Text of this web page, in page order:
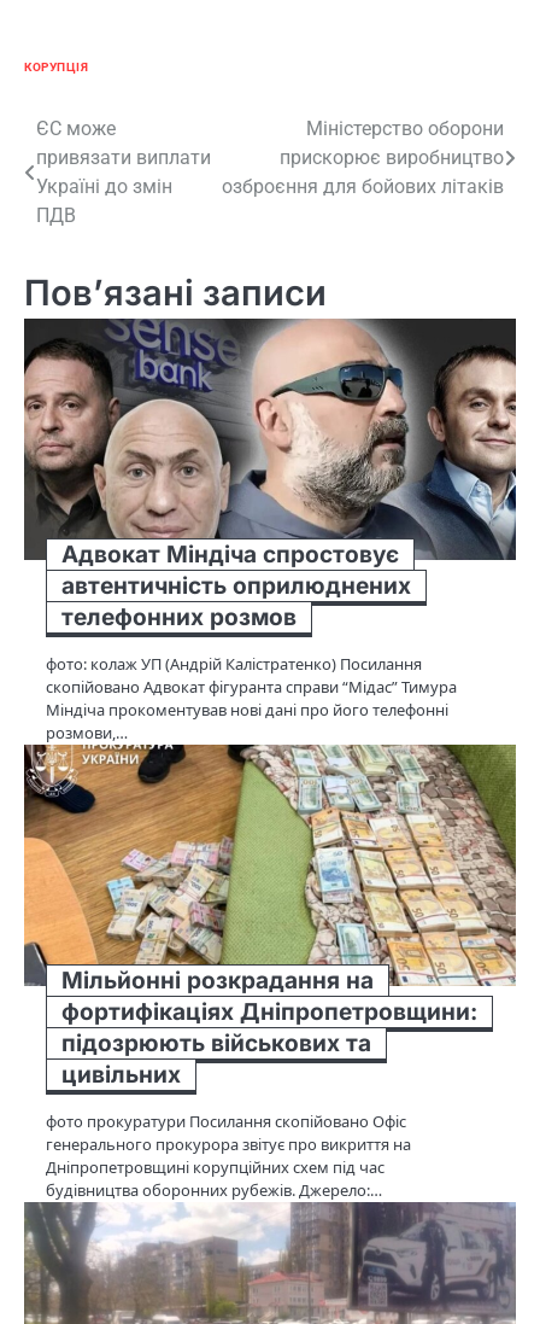
КОРУПЦІЯ
Навігація
записів
ЄС може
привязати виплати
Україні до змін
ПДВ
Міністерство оборони
прискорює виробництво
озброєння для бойових літаків
Пов’язані записи
Адвокат Міндіча спростовує
автентичність оприлюднених
телефонних розмов
фото: колаж УП (Андрій Калістратенко) Посилання
скопійовано Адвокат фігуранта справи “Мідас” Тимура
Міндіча прокоментував нові дані про його телефонні
розмови,…
Мільйонні розкрадання на
фортифікаціях Дніпропетровщини:
підозрюють військових та
цивільних
фото прокуратури Посилання скопійовано Офіс
генерального прокурора звітує про викриття на
Дніпропетровщині корупційних схем під час
будівництва оборонних рубежів. Джерело:…